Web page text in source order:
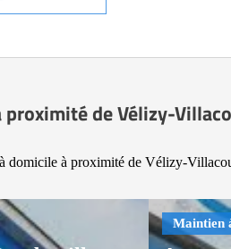
de Vélizy-
domicile à proximité de Vélizy-